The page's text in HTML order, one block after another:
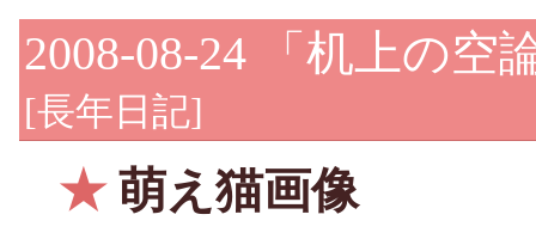
2008-08-24 「机上の
[長年日記]
★萌え猫画像